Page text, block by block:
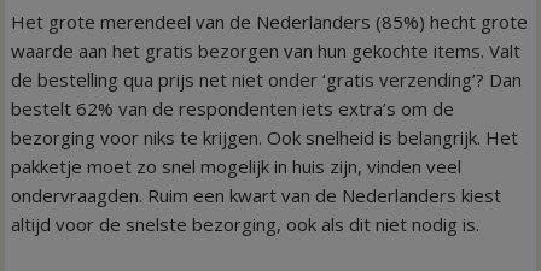
Het grote merendeel van de Nederlanders (85%) hecht grote
waarde aan het gratis bezorgen van hun gekochte items. Valt
de bestelling qua prijs net niet onder ‘gratis verzending’? Dan
bestelt 62% van de respondenten iets extra’s om de
bezorging voor niks te krijgen. Ook snelheid is belangrijk. Het
pakketje moet zo snel mogelijk in huis zijn, vinden veel
ondervraagden. Ruim een kwart van de Nederlanders kiest
altijd voor de snelste bezorging, ook als dit niet nodig is.